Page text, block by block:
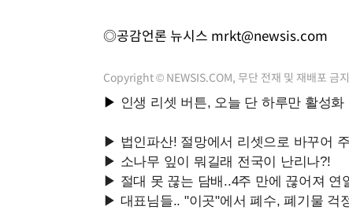
◎공감언론 뉴시스 mrkt@newsis.com
Copyright © NEWSIS.COM, 무단 전재 및 재배포 금지